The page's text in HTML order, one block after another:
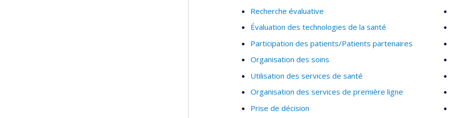
Recherche évaluative
Évaluation des technologies de la santé
Participation des patients/Patients partenaires
Organisation des soins
Utilisation des services de santé
Organisation des services de première ligne
Prise de décision